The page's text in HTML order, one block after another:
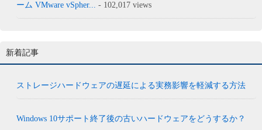
ーム VMware vSpher... - 102,017 views
新着記事
ストレージハードウェアの遅延による実務影響を軽減する方法
Windows 10サポート終了後の古いハードウェアをどうするか？